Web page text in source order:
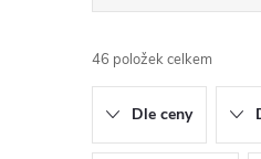
a
z
e
46 položek celkem
Dle ceny